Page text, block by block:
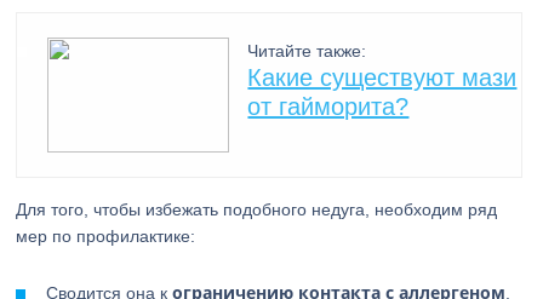
Читайте также:
Какие существуют мази
от гайморита?
Для того, чтобы избежать подобного недуга, необходим ряд
мер по профилактике:
Сводится она кограничению контакта с аллергеном